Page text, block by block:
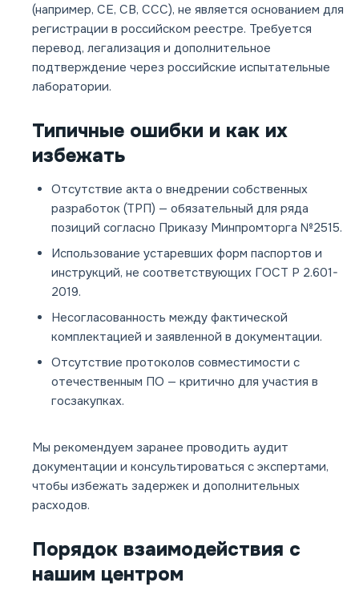
(например, CE, CB, CCC), не является основанием для
регистрации в российском реестре. Требуется
перевод, легализация и дополнительное
подтверждение через российские испытательные
лаборатории.
Типичные ошибки и как их
избежать
Отсутствие акта о внедрении собственных
разработок (ТРП) — обязательный для ряда
позиций согласно Приказу Минпромторга №2515.
Использование устаревших форм паспортов и
инструкций, не соответствующих ГОСТ Р 2.601-
2019.
Несогласованность между фактической
комплектацией и заявленной в документации.
Отсутствие протоколов совместимости с
отечественным ПО — критично для участия в
госзакупках.
Мы рекомендуем заранее проводить аудит
документации и консультироваться с экспертами,
чтобы избежать задержек и дополнительных
расходов.
Порядок взаимодействия с
нашим центром